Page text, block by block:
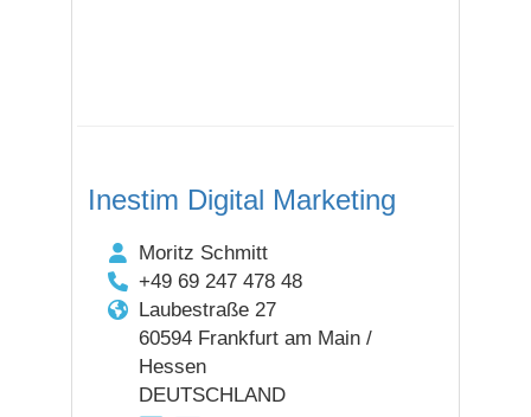
Inestim Digital Marketing
Moritz Schmitt
+49 69 247 478 48
Laubestraße 27
60594 Frankfurt am Main /
Hessen
DEUTSCHLAND